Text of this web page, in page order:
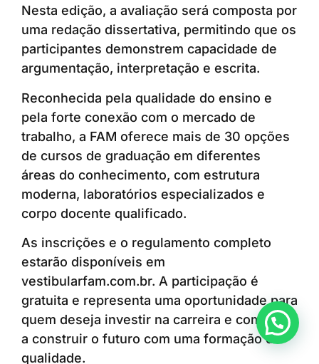
Nesta edição, a avaliação será composta por
uma redação dissertativa, permitindo que os
participantes demonstrem capacidade de
argumentação, interpretação e escrita.
Reconhecida pela qualidade do ensino e
pela forte conexão com o mercado de
trabalho, a FAM oferece mais de 30 opções
de cursos de graduação em diferentes
áreas do conhecimento, com estrutura
moderna, laboratórios especializados e
corpo docente qualificado.
As inscrições e o regulamento completo
estarão disponíveis em
vestibularfam.com.br. A participação é
gratuita e representa uma oportunidade para
quem deseja investir na carreira e começar
a construir o futuro com uma formação de
qualidade.
Anunciar ou recomendar matéria